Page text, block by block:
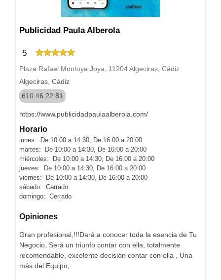
Publicidad Paula Alberola
5
Plaza Rafael Montoya Joya, 11204 Algeciras, Cádiz
Algeciras, Cádiz
610 46 22 81
https://www.publicidadpaulaalberola.com/
Horario
lunes: De 10:00 a 14:30, De 16:00 a 20:00
martes: De 10:00 a 14:30, De 16:00 a 20:00
miércoles: De 10:00 a 14:30, De 16:00 a 20:00
jueves: De 10:00 a 14:30, De 16:00 a 20:00
viernes: De 10:00 a 14:30, De 16:00 a 20:00
sábado: Cerrado
domingo: Cerrado
Opiniones
Gran profesional,!!!Dará a conocer toda la esencia de Tu
Negocio, Será un triunfo contar con ella, totalmente
recomendable, excelente decisión contar con ella , Una
más del Equipo,